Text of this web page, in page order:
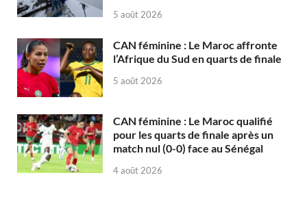
5 août 2026
CAN féminine : Le Maroc affronte
l’Afrique du Sud en quarts de finale
5 août 2026
CAN féminine : Le Maroc qualifié
pour les quarts de finale après un
match nul (0-0) face au Sénégal
4 août 2026